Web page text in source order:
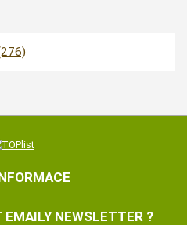
NEWSLETTER ?